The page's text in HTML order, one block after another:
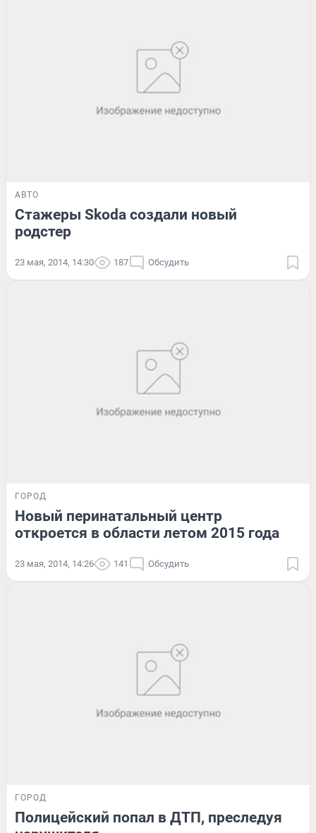
АВТО
Стажеры Skoda создали новый
родстер
23 мая, 2014, 14:30 187 Обсудить
ГОРОД
Новый перинатальный центр
откроется в области летом 2015 года
23 мая, 2014, 14:26 141 Обсудить
ГОРОД
Полицейский попал в ДТП, преследуя